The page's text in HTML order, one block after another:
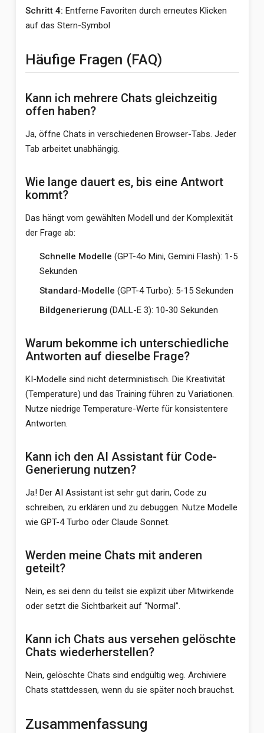
Schritt 4: Entferne Favoriten durch erneutes Klicken
auf das Stern-Symbol
Häufige Fragen (FAQ)
Kann ich mehrere Chats gleichzeitig
offen haben?
Ja, öffne Chats in verschiedenen Browser-Tabs. Jeder
Tab arbeitet unabhängig.
Wie lange dauert es, bis eine Antwort
kommt?
Das hängt vom gewählten Modell und der Komplexität
der Frage ab:
Schnelle Modelle (GPT-4o Mini, Gemini Flash): 1-5
Sekunden
Standard-Modelle (GPT-4 Turbo): 5-15 Sekunden
Bildgenerierung (DALL-E 3): 10-30 Sekunden
Warum bekomme ich unterschiedliche
Antworten auf dieselbe Frage?
KI-Modelle sind nicht deterministisch. Die Kreativität
(Temperature) und das Training führen zu Variationen.
Nutze niedrige Temperature-Werte für konsistentere
Antworten.
Kann ich den AI Assistant für Code-
Generierung nutzen?
Ja! Der AI Assistant ist sehr gut darin, Code zu
schreiben, zu erklären und zu debuggen. Nutze Modelle
wie GPT-4 Turbo oder Claude Sonnet.
Werden meine Chats mit anderen
geteilt?
Nein, es sei denn du teilst sie explizit über Mitwirkende
oder setzt die Sichtbarkeit auf “Normal”.
Kann ich Chats aus versehen gelöschte
Chats wiederherstellen?
Nein, gelöschte Chats sind endgültig weg. Archiviere
Chats stattdessen, wenn du sie später noch brauchst.
Zusammenfassung